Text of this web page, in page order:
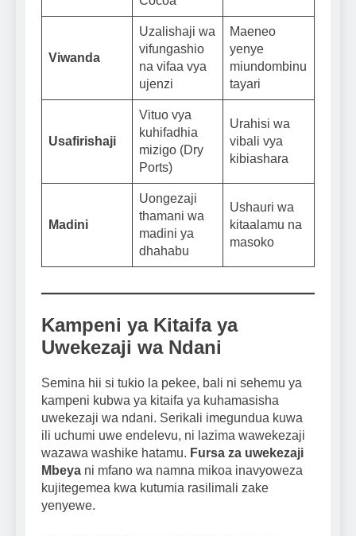
Viwanda
Uzalishaji wa
vifungashio
na vifaa vya
ujenzi
Maeneo
yenye
miundombinu
tayari
Usafirishaji
Vituo vya
kuhifadhia
mizigo (Dry
Ports)
Urahisi wa
vibali vya
kibiashara
Madini
Uongezaji
thamani wa
madini ya
dhahabu
Ushauri wa
kitaalamu na
masoko
Kampeni ya Kitaifa ya
Uwekezaji wa Ndani
Semina hii si tukio la pekee, bali ni sehemu ya
kampeni kubwa ya kitaifa ya kuhamasisha
uwekezaji wa ndani. Serikali imegundua kuwa
ili uchumi uwe endelevu, ni lazima wawekezaji
wazawa washike hatamu. Fursa za uwekezaji
Mbeya ni mfano wa namna mikoa inavyoweza
kujitegemea kwa kutumia rasilimali zake
yenyewe.